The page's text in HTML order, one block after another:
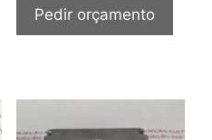
Pedir orçamento